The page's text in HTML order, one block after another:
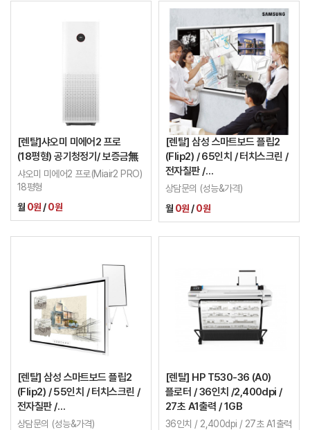
[렌탈]샤오미 미에어2 프로
(18평형) 공기청정기/ 보증금無
샤오미 미에어2 프로(Miair2 PRO)
18평형
월 0원 /0원
[렌탈] 삼성 스마트보드 플립2
(Flip2) / 65인치 / 터치스크린 /
전자칠판 /
LH65WMRWBGCXKR
상담문의 (성능&가격)
월 0원 /0원
[렌탈] 삼성 스마트보드 플립2
(Flip2) / 55인치 / 터치스크린 /
전자칠판 /
LH55WMRWBGCXKR
상담문의 (성능&가격)
[렌탈] HP T530-36 (A0)
플로터 / 36인치 /2,400dpi /
27초 A1출력 / 1GB
36인치 / 2,400dpi / 27초 A1출력